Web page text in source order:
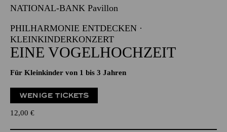
NATIONAL-BANK Pavillon
PHILHARMONIE ENTDECKEN ·
KLEINKINDERKONZERT
EINE VOGELHOCHZEIT
Für Kleinkinder von 1 bis 3 Jahren
WENIGE TICKETS
12,00 €